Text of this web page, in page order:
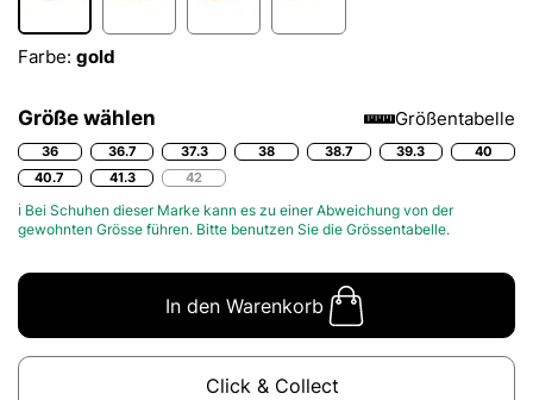
Farbe: gold
Größe wählen Größentabelle
36 36.7 37.3 38 38.7 39.3
40
40.7
41.3 42
ℹ Bei Schuhen dieser Marke kann es zu einer Abweichung von der
gewohnten Grösse führen. Bitte benutzen Sie die Grössentabelle.
In den Warenkorb
Click & Collect